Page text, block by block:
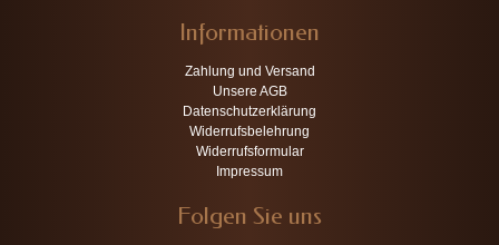
Informationen
Zahlung und Versand
Unsere AGB
Datenschutzerklärung
Widerrufsbelehrung
Widerrufsformular
Impressum
Folgen Sie uns